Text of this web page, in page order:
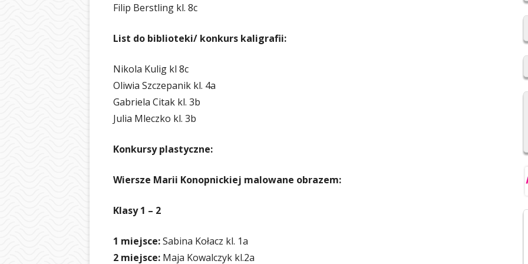
Filip Berstling kl. 8c
List do biblioteki/ konkurs kaligrafii:
Nikola Kulig kl 8c
Oliwia Szczepanik kl. 4a
Gabriela Citak kl. 3b
Julia Mleczko kl. 3b
Konkursy plastyczne:
Wiersze Marii Konopnickiej malowane obrazem:
Klasy 1 – 2
1 miejsce:Sabina Kołacz kl. 1a
2 miejsce: Maja Kowalczyk kl.2a